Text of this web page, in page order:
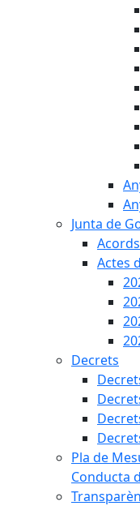
Junta de
Actes
Decrets
Pla de
Conducta